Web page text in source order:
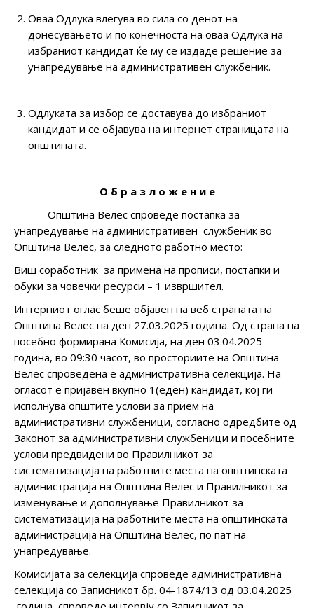
Оваа Одлука влегува во сила со денот на
донесувањето и по конечноста на оваа Одлука на
избраниот кандидат ќе му се издаде решение за
унапредување на административен службеник.
Одлуката за избор се доставува до избраниот
кандидат и се објавува на интернет страницата на
општината.
О б р а з л о ж е н и е
Општина Велес спроведе постапка за
унапредување на административен службеник во
Општина Велес, за следнoто работнo местo:
Виш соработник за примена на прописи, постапки и
обуки за човечки ресурси – 1 извршител.
Интерниот оглас беше објавен на веб страната на
Општина Велес на ден 27.03.2025 година. Од страна на
посебно формирана Комисија, на ден 03.04.2025
година, во 09:30 часот, во просториите на Општина
Велес спроведена е административна селекција. На
огласот е пријавен вкупно 1(еден) кандидат, кој ги
исполнува општите услови за прием на
административни службеници, согласно одредбите од
Законот за административни службеници и посебните
услови предвидени во Правилникот за
систематизација на работните места на општинската
администрација на Општина Велес и Правилникот за
изменување и дополнување Правилникот за
систематизација на работните места на општинската
администрација на Општина Велес, по пат на
унапредување.
Комисијата за селекција спроведе административна
селекција со Записникот бр. 04-1874/13 од 03.04.2025